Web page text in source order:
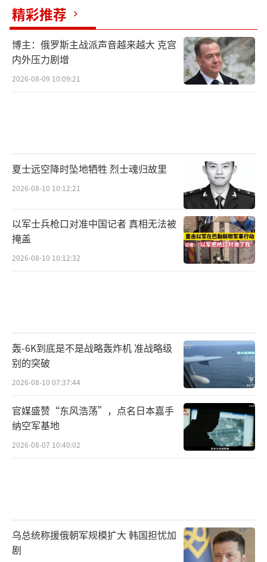
精彩推荐
博主：俄罗斯主战派声音越来越大 克宫
内外压力剧增
2026-08-09 10:09:21
夏士远空降时坠地牺牲 烈士魂归故里
2026-08-10 10:12:21
以军士兵枪口对准中国记者 真相无法被
掩盖
2026-08-10 10:12:32
轰-6K到底是不是战略轰炸机 准战略级
别的突破
2026-08-10 07:37:44
官媒盛赞“东风浩荡”，点名日本嘉手
纳空军基地
2026-08-07 10:40:02
乌总统称援俄朝军规模扩大 韩国担忧加
剧